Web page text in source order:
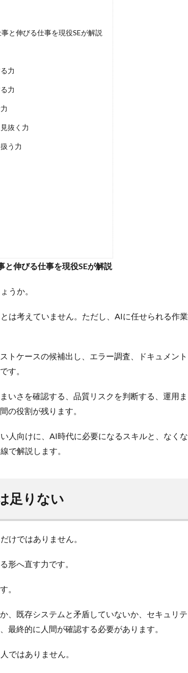
と伸びる仕事を現役SEが解説
力
力
抜く力
う力
と伸びる仕事を現役SEが解説
うか。
は考えていません。ただし、AIに任せられる作業
トケースの候補出し、エラー調査、ドキュメント
す。
いさを確認する、品質リスクを判断する、運用ま
の役割が残ります。
人向けに、AI時代に必要になるスキルと、なくな
で解説します。
足りない
けではありません。
形へ直す力です。
。
、既存システムと矛盾していないか、セキュリテ
最終的に人間が確認する必要があります。
ではありません。